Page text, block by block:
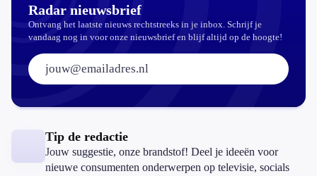
Radar nieuwsbrief
Ontvang het laatste nieuws rechtstreeks in je inbox. Schrijf je
vandaag nog in voor onze nieuwsbrief en blijf altijd op de hoogte!
E-mailadres:
Tip de redactie
Jouw suggestie, onze brandstof! Deel je ideeën voor
nieuwe consumenten onderwerpen op televisie, socials